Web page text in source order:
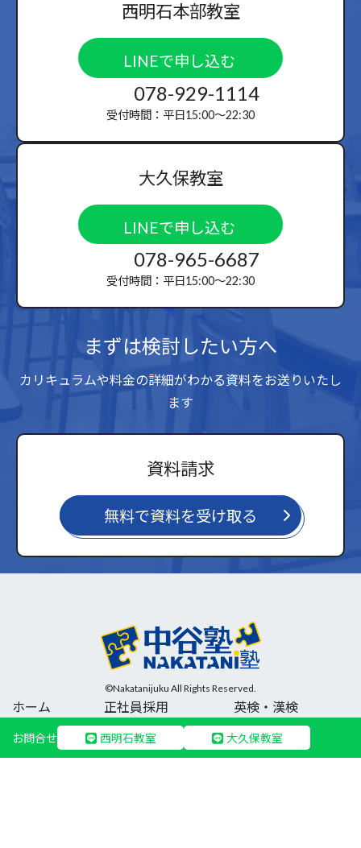
お問合せ 西明石教室 大久保教室
西明石本部教室
LINEで申し込む
078-929-1114
受付時間：平日15:00〜22:30
大久保教室
LINEで申し込む
078-965-6687
受付時間：平日15:00〜22:30
まずは検討したい方へ
カリキュラムや料金の詳細がわかる資料をお送りいたし
ます
資料請求
無料で資料を受け取る
©Nakatanijuku All Rights Reserved.
ホーム
新着情報
正社員採用
小学生のコース
英検・漢検
無料体験